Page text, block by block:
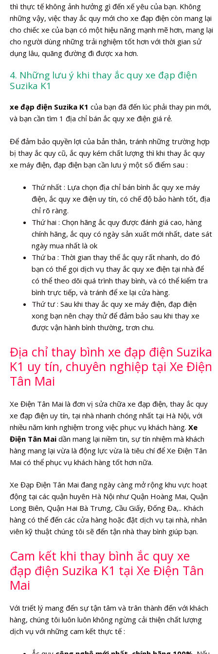
thì thực tế không ảnh hưởng gì đến xế yêu của bạn. Không
những vậy, việc thay ắc quy mới cho xe đạp điện còn mang lại
cho chiếc xe của bạn có một hiệu năng mạnh mẽ hơn, mang lại
cho người dùng những trải nghiệm tốt hơn với thời gian sử
dụng lâu, quãng đường đi được xa hơn.
4. Những lưu ý khi thay ắc quy xe đạp điện
Suzika K1
xe đạp điện Suzika K1 của bạn đã đến lúc phải thay pin mới,
và bạn cần tìm 1 địa chỉ bán ắc quy xe điện giá rẻ.
Để đảm bảo quyền lợi của bản thân, tránh những trường hợp
bị thay ắc quy cũ, ắc quy kém chất lượng thì khi thay ắc quy
xe máy điện, đạp điện bạn cần lưu ý một số điểm sau :
Thứ nhất : Lựa chọn địa chỉ bán bình ắc quy xe máy
điện, ắc quy xe điện uy tín, có chế độ bảo hành tốt, địa
chỉ rõ ràng.
Thứ hai : Chọn hãng ắc quy được đánh giá cao, hàng
chính hãng, ắc quy có ngày sản xuất mới nhất, date sát
ngày mua nhất là ok
Thứ ba : Thời gian thay thế ắc quy rất nhanh, do đó
bạn có thể gọi dịch vụ thay ắc quy xe điện tại nhà để
có thể theo dõi quá trình thay bình, và có thể kiểm tra
bình trực tiếp, và tránh để xe lại cửa hàng.
Thứ tư : Sau khi thay ắc quy xe máy điện, đạp điện
xong bạn nên chạy thử để đảm bảo sau khi thay xe
được vận hành bình thường, trơn chu.
Địa chỉ thay bình xe đạp điện Suzika
K1 uy tín, chuyên nghiệp tại Xe Điện
Tân Mai
Xe Điện Tân Mai là đơn vị sửa chữa xe đạp điện, thay ắc quy
xe đạp điện uy tín, tại nhà nhanh chóng nhất tại Hà Nội, với
nhiều năm kinh nghiệm trong việc phục vụ khách hàng. Xe
Điện Tân Mai dần mang lại niềm tin, sự tín nhiệm mà khách
hàng mang lại vừa là động lực vừa là tiêu chí để Xe Điện Tân
Mai có thể phục vụ khách hàng tốt hơn nữa.
Xe Đạp Điện Tân Mai đang ngày càng mở rộng khu vực hoạt
động tại các quận huyên Hà Nội như Quận Hoàng Mai, Quận
Long Biên, Quận Hai Bà Trưng, Cầu Giấy, Đống Đa,.. Khách
hàng có thể đến các cửa hàng hoặc đặt dịch vụ tại nhà, nhân
viên kỹ thuật chúng tôi sẽ đến tận nhà thay bình giúp bạn.
Cam kết khi thay bình ắc quy xe
đạp điện Suzika K1 tại Xe Điện Tân
Mai
Với triết lý mang đến sự tận tâm và trân thành đến với khách
hàng, chúng tôi luôn luôn không ngừng cải thiện chất lượng
dịch vụ với những cam kết thực tế :